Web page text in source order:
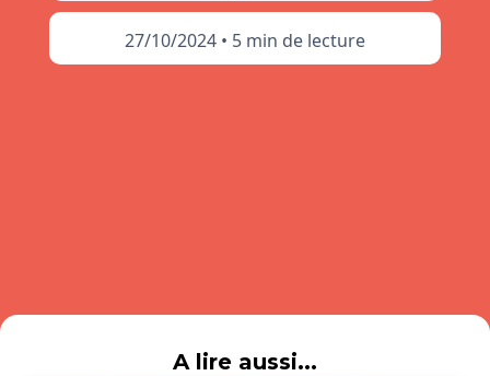
27/10/2024 • 5 min de lecture
A lire aussi...